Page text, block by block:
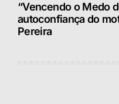
“Vencendo o Medo
autoconfiança do
Pereira